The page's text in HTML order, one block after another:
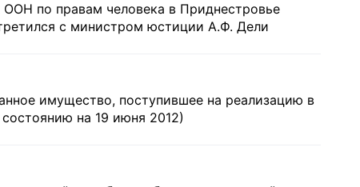
по правам человека в Приднестровье
с министром юстиции А.Ф. Дели
имущество, поступившее на реализацию в
на 19 июня 2012)